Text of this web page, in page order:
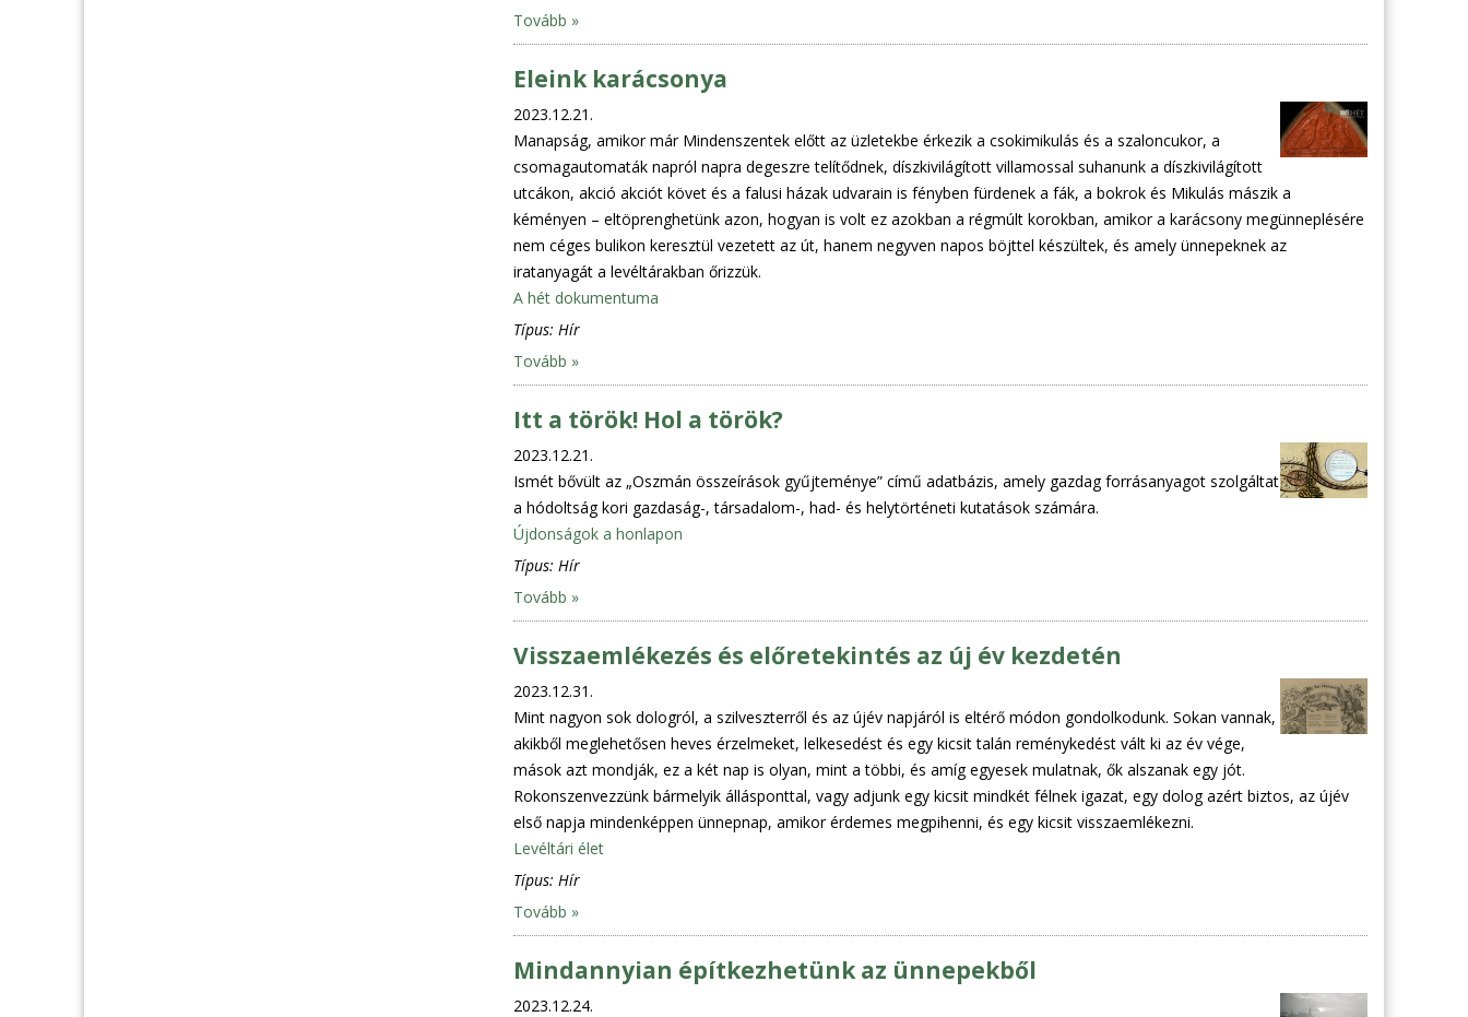
Tovább »
Eleink karácsonya
2023.12.21.
Manapság, amikor már Mindenszentek előtt az üzletekbe érkezik a csokimikulás és a szaloncukor, a
csomagautomaták napról napra degeszre telítődnek, díszkivilágított villamossal suhanunk a díszkivilágított
utcákon, akció akciót követ és a falusi házak udvarain is fényben fürdenek a fák, a bokrok és Mikulás mászik a
kéményen – eltöprenghetünk azon, hogyan is volt ez azokban a régmúlt korokban, amikor a karácsony megünneplésére
nem céges bulikon keresztül vezetett az út, hanem negyven napos böjttel készültek, és amely ünnepeknek az
iratanyagát a levéltárakban őrizzük.
A hét dokumentuma
Típus: Hír
Tovább »
Itt a török! Hol a török?
2023.12.21.
Ismét bővült az „Oszmán összeírások gyűjteménye” című adatbázis, amely gazdag forrásanyagot szolgáltat
a hódoltság kori gazdaság-, társadalom-, had- és helytörténeti kutatások számára.
Újdonságok a honlapon
Típus: Hír
Tovább »
Visszaemlékezés és előretekintés az új év kezdetén
2023.12.31.
Mint nagyon sok dologról, a szilveszterről és az újév napjáról is eltérő módon gondolkodunk. Sokan vannak,
akikből meglehetősen heves érzelmeket, lelkesedést és egy kicsit talán reménykedést vált ki az év vége,
mások azt mondják, ez a két nap is olyan, mint a többi, és amíg egyesek mulatnak, ők alszanak egy jót.
Rokonszenvezzünk bármelyik állásponttal, vagy adjunk egy kicsit mindkét félnek igazat, egy dolog azért biztos, az újév
első napja mindenképpen ünnepnap, amikor érdemes megpihenni, és egy kicsit visszaemlékezni.
Levéltári élet
Típus: Hír
Tovább »
Mindannyian építkezhetünk az ünnepekből
2023.12.24.